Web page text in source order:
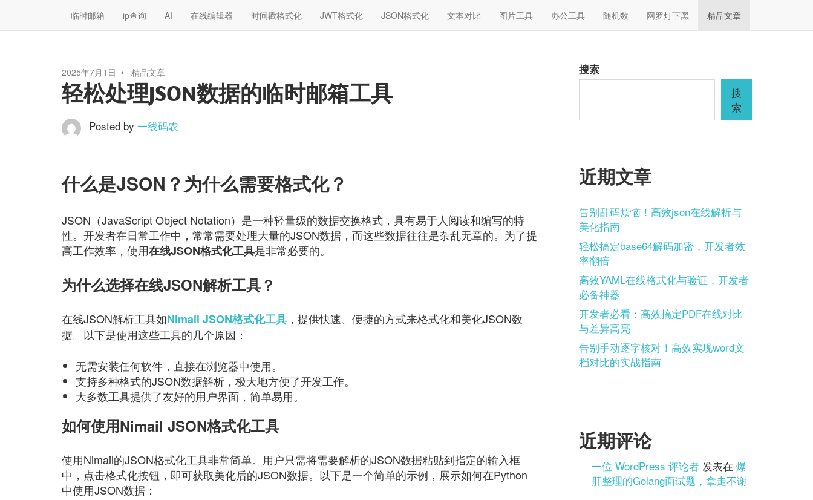
临时邮箱 ip查询 AI 在线编辑器 时间戳格式化 JWT格式化 JSON格式化 文本对比 图片工具 办公工具 随机数 网罗灯下黑 精品文章
2025年7月1日 精品文章
轻松处理JSON数据的临时邮箱工具
Posted by 一线码农
什么是JSON？为什么需要格式化？
JSON（JavaScript Object Notation）是一种轻量级的数据交换格式，具有易于人阅读和编写的特
性。开发者在日常工作中，常常需要处理大量的JSON数据，而这些数据往往是杂乱无章的。为了提
高工作效率，使用在线JSON格式化工具是非常必要的。
为什么选择在线JSON解析工具？
在线JSON解析工具如Nimail JSON格式化工具 ，提供快速、便捷的方式来格式化和美化JSON数
据。以下是使用这些工具的几个原因：
无需安装任何软件，直接在浏览器中使用。
支持多种格式的JSON数据解析，极大地方便了开发工作。
大多数工具提供了友好的用户界面，简单易用。
如何使用Nimail JSON格式化工具
使用Nimail的JSON格式化工具非常简单。用户只需将需要解析的JSON数据粘贴到指定的输入框
中，点击格式化按钮，即可获取美化后的JSON数据。以下是一个简单的示例，展示如何在Python
中使用JSON数据：
搜索
搜
索
近期文章
告别乱码烦恼！高效json在线解析与
美化指南
轻松搞定base64解码加密，开发者效
率翻倍
高效YAML在线格式化与验证，开发者
必备神器
开发者必看：高效搞定PDF在线对比
与差异高亮
告别手动逐字核对！高效实现word文
档对比的实战指南
近期评论
一位 WordPress 评论者 发表在爆
肝整理的Golang面试题，拿走不谢